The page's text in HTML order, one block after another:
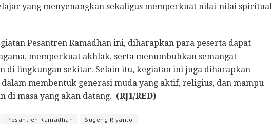
yang menyenangkan sekaligus memperkuat nilai-nilai spiritual
Pesantren Ramadhan ini, diharapkan para peserta dapat
memperkuat akhlak, serta menumbuhkan semangat
di lingkungan sekitar. Selain itu, kegiatan ini juga diharapkan
membentuk generasi muda yang aktif, religius, dan mampu
di masa yang akan datang. (RJ1/RED)
Pesantren Ramadhan Sugeng Riyanto